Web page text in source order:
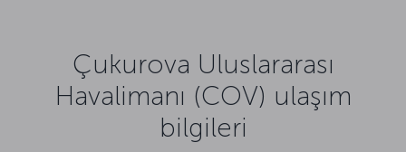
Çukurova Uluslararası
Havalimanı (COV) ulaşım
bilgileri